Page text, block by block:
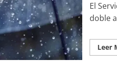
El
doble
Leer